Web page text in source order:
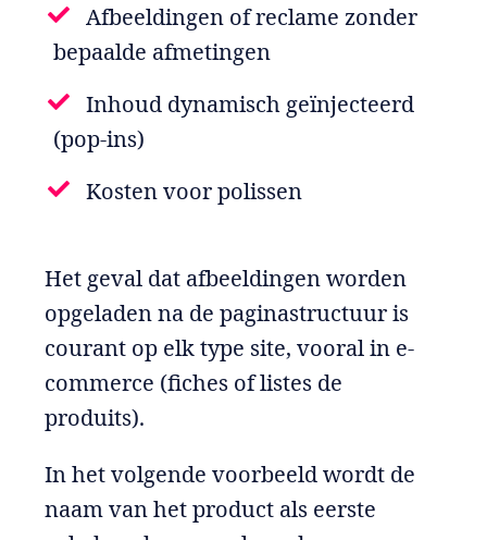
Afbeeldingen of reclame zonder
bepaalde afmetingen
Inhoud dynamisch geïnjecteerd
(pop-ins)
Kosten voor polissen
Het geval dat afbeeldingen worden
opgeladen na de paginastructuur is
courant op elk type site, vooral in e-
commerce (fiches of listes de
produits).
In het volgende voorbeeld wordt de
naam van het product als eerste